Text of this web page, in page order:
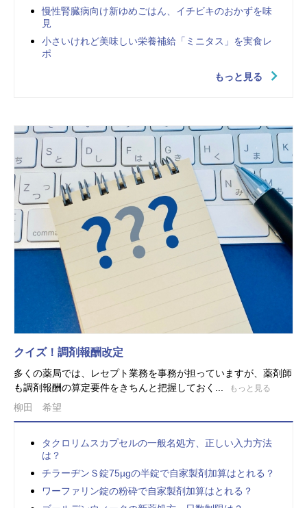
慢性腎臓病向け新ゆめごはん、イチビキのおかずを味
見
小さいけれど美味しい栄養補給「ミニタス」を実食レ
ポ
もっと見る
クイズ！調剤報酬改定
多くの薬局では、レセプト業務を事務が担っていますが、薬剤師
も調剤報酬の算定要件をきちんと把握しておく...
もっと見る
柳田 希望
タクロリムスカプセルの一般名処方、正しい入力方法
は？
チラーヂンＳ錠75µgの半錠で自家製剤加算はとれる？
ワーファリン錠の粉砕で自家製剤加算はとれる？